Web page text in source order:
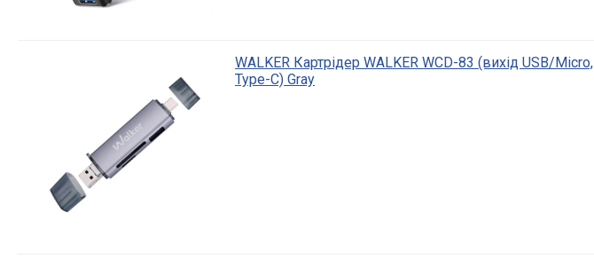
WALKER Картрідер WALKER WCD-83 (вихід USB/Micro,
Type-C) Gray